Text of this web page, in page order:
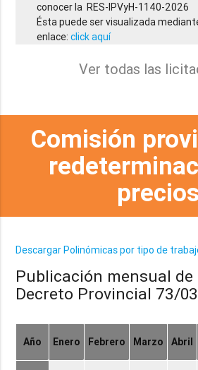
conocer la RES-IPVyH-1140-2026
Ésta puede ser visualizada
enlace:click aquí
Ver todas las
Comisión
precios
Descargar Polinómicas por tipo de
Publicación mensual de
Decreto Provincial 73/03
Año Enero Febrero Marzo Abril